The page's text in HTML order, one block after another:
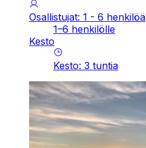
Osallistujat: 1 - 6 henkilöä
1–6 henkilölle
Kesto
Kesto: 3 tuntia